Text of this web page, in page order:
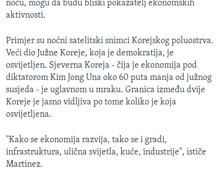
noću, mogu da budu bliski pokazatelj ekonomskih
aktivnosti.
Primjer su noćni satelitski snimci Korejskog poluostrva.
Veći dio Južne Koreje, koja je demokratija, je
osvijetljen. Sjeverna Koreja - čija je ekonomija pod
diktatorom Kim Jong Una oko 60 puta manja od južnog
susjeda - je uglavnom u mraku. Granica između dvije
Koreje je jasno vidljiva po tome koliko je koja
osvijetljena.
"Kako se ekonomija razvija, tako se i gradi,
infrastruktura, ulična svijetla, kuće, industrije", ističe
Martinez.